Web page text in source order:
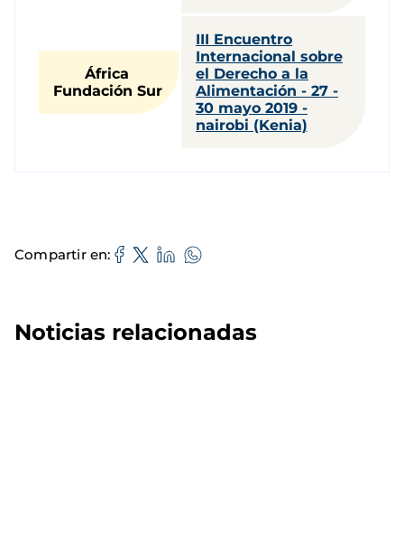
África
Fundación Sur
III Encuentro
Internacional sobre
el Derecho a la
Alimentación - 27 -
30 mayo 2019 -
nairobi (Kenia)
Compartir en
Noticias relacionadas